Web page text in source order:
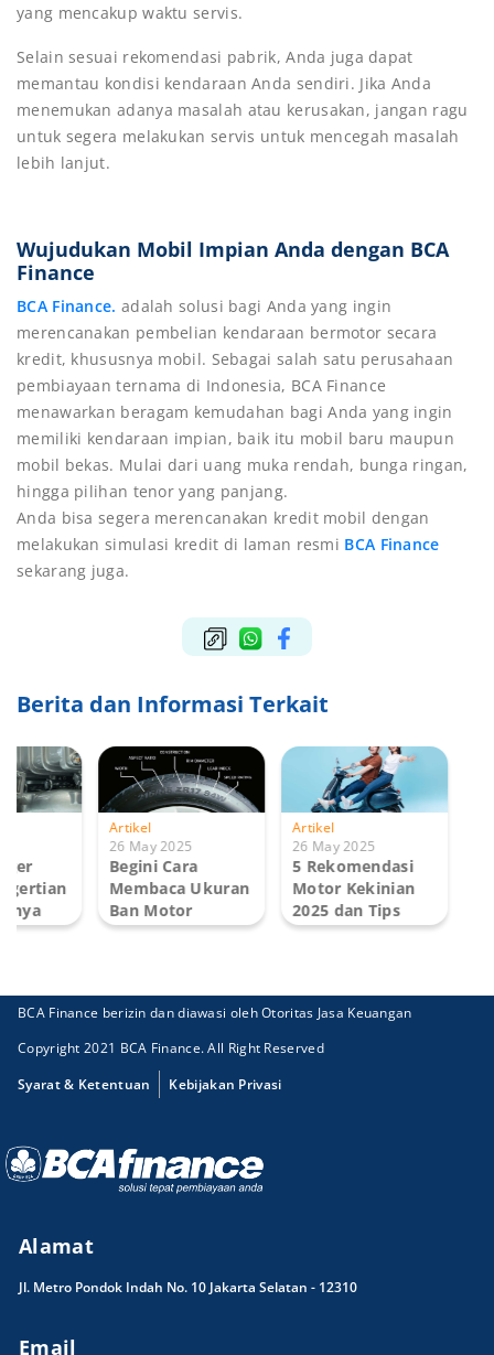
yang mencakup waktu servis.
Selain sesuai rekomendasi pabrik, Anda juga dapat
memantau kondisi kendaraan Anda sendiri. Jika Anda
menemukan adanya masalah atau kerusakan, jangan ragu
untuk segera melakukan servis untuk mencegah masalah
lebih lanjut.
Wujudukan Mobil Impian Anda dengan BCA
Finance
BCA Finance. adalah solusi bagi Anda yang ingin
merencanakan pembelian kendaraan bermotor secara
kredit, khususnya mobil. Sebagai salah satu perusahaan
pembiayaan ternama di Indonesia, BCA Finance
menawarkan beragam kemudahan bagi Anda yang ingin
memiliki kendaraan impian, baik itu mobil baru maupun
mobil bekas. Mulai dari uang muka rendah, bunga ringan,
hingga pilihan tenor yang panjang.
Anda bisa segera merencanakan kredit mobil dengan
melakukan simulasi kredit di laman resmi BCA Finance
sekarang juga.
Berita dan Informasi Terkait
26 May 2025
Turbocharger
Mobil: Pengertian
dan Fungsinya
untuk...
26 May 2025
Begini Cara
Membaca Ukuran
Ban Motor
dengan Benar!
5
Motor
2025 dan
Memilih...
BCA Finance berizin dan diawasi oleh Otoritas Jasa Keuangan
Copyright 2021 BCA Finance. All Right Reserved
Syarat & Ketentuan
Kebijakan Privasi
Alamat
Jl. Metro Pondok Indah No. 10 Jakarta Selatan - 12310
Email